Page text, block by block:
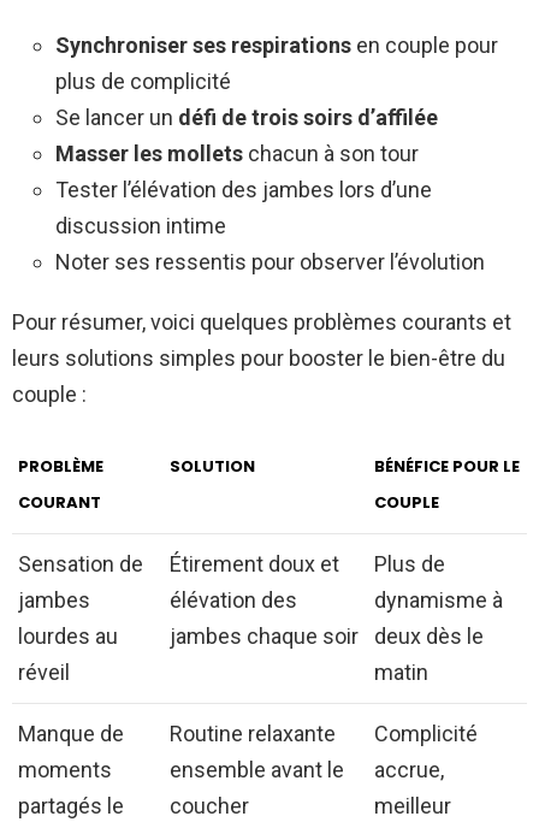
Synchroniser ses respirations en couple pour
plus de complicité
Se lancer un défi de trois soirs d’affilée
Masser les mollets chacun à son tour
Tester l’élévation des jambes lors d’une
discussion intime
Noter ses ressentis pour observer l’évolution
Pour résumer, voici quelques problèmes courants et
leurs solutions simples pour booster le bien-être du
couple :
PROBLÈME
COURANT
SOLUTION
BÉNÉFICE POUR LE
COUPLE
Sensation de
jambes
lourdes au
réveil
Étirement doux et
élévation des
jambes chaque soir
Plus de
dynamisme à
deux dès le
matin
Manque de
moments
partagés le
Routine relaxante
ensemble avant le
coucher
Complicité
accrue,
meilleur